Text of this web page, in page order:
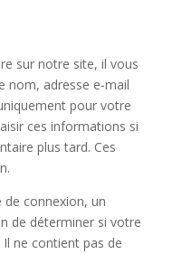
sur notre site, il vous
nom, adresse e-mail
pour votre
ces informations si
plus tard. Ces
de connexion, un
de déterminer si votre
ne contient pas de